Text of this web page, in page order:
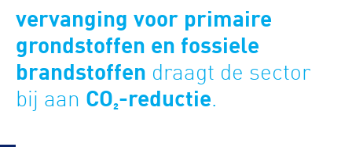
vervanging voor primaire
grondstoffen en fossiele
brandstoffen draagt de sector
bij aan CO₂-reductie.